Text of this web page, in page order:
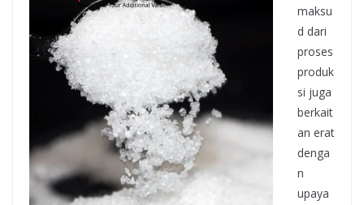
maksu
d dari
proses
produk
si juga
berkait
an erat
denga
n
upaya